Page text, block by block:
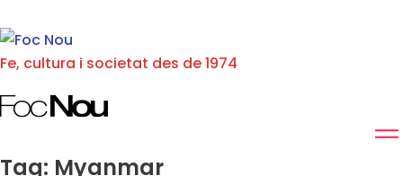
Fe, cultura i societat des de 1974
Tag: Myanmar